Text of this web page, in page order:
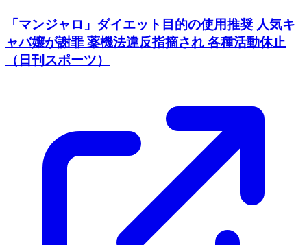
「マンジャロ」ダイエット目的の使用推奨 人気キ
ャバ嬢が謝罪 薬機法違反指摘され 各種活動休止
（日刊スポーツ）